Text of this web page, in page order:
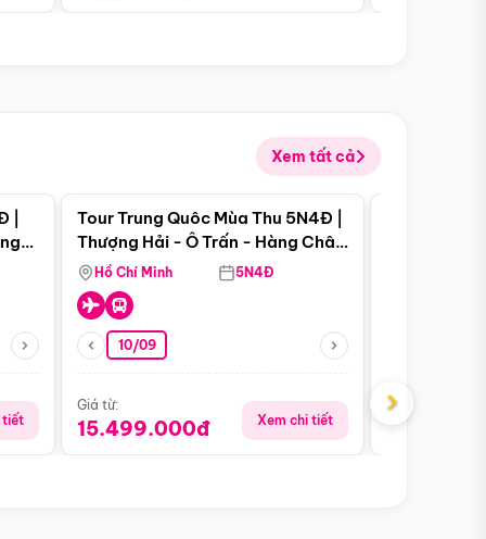
Xem tất cả
|
tiết
Điểm nổi bật
Tour Trung Quôc Mùa Thu 5N4Đ |
Thượng Hải - Ô Trấn - Hàng Châu
(Tour Không Shopping)
Hồ Chí Minh 5N4Đ
10/09
Giá từ:
15.499.000đ Xem chi tiết
Giá từ:
›